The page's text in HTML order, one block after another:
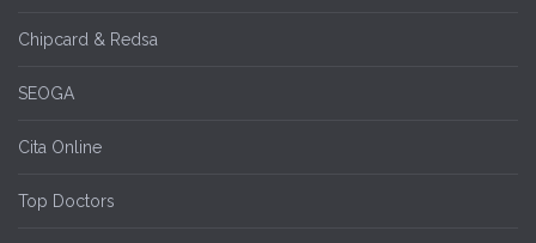
Chipcard & Redsa
SEOGA
Cita Online
Top Doctors